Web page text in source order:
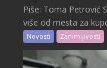
Piše: Toma Petrović
više od mesta za
Novosti Zanimljivosti